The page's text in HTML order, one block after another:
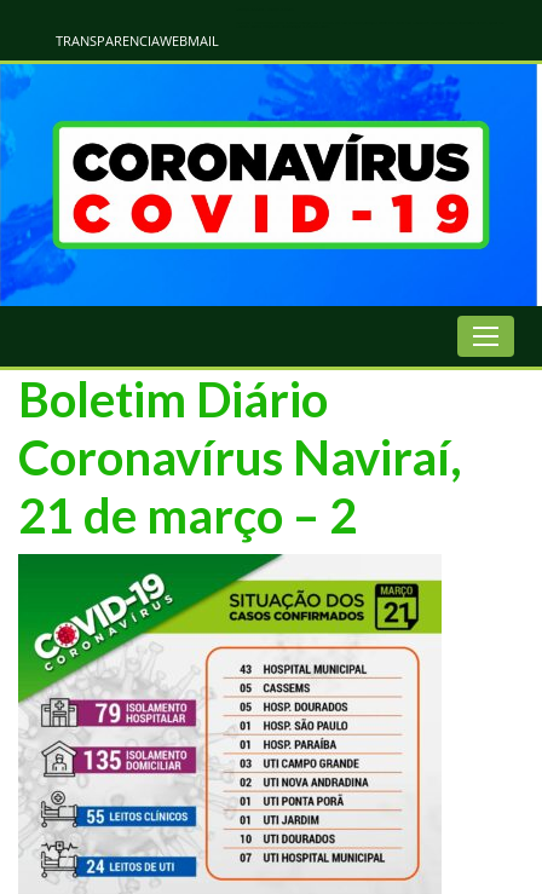
TRANSPARENCIAWEBMAIL
Boletim Diário
Coronavírus Naviraí,
21 de março – 2